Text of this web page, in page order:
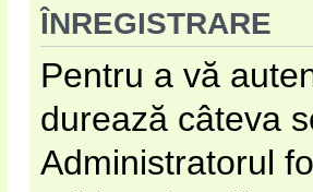
ÎNREGISTRARE
Pentru a vă
durează câteva
Administratorul